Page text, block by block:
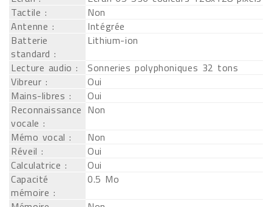
Tactile :
Non
Antenne :
Intégrée
Batterie
standard :
Lithium-ion
Lecture audio :
Sonneries polyphoniques 32 tons
Vibreur :
Oui
Mains-libres :
Oui
Reconnaissance
vocale :
Non
Mémo vocal :
Non
Réveil :
Oui
Calculatrice :
Oui
Capacité
mémoire :
0.5 Mo